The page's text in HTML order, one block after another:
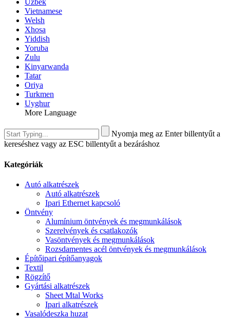
Uzbek
Vietnamese
Welsh
Xhosa
Yiddish
Yoruba
Zulu
Kinyarwanda
Tatar
Oriya
Turkmen
Uyghur
More Language
Nyomja meg az Enter billentyűt a
kereséshez vagy az ESC billentyűt a bezáráshoz
Kategóriák
Autó alkatrészek
Autó alkatrészek
Ipari Ethernet kapcsoló
Öntvény
Alumínium öntvények és megmunkálások
Szerelvények és csatlakozók
Vasöntvények és megmunkálások
Rozsdamentes acél öntvények és megmunkálások
Építőipari építőanyagok
Textil
Rögzítő
Gyártási alkatrészek
Sheet Mtal Works
Ipari alkatrészek
Vasalódeszka huzat